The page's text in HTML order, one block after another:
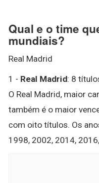
Qual e o time
mundiais?
Real Madrid
1 - Real Madrid: 8
O Real Madrid, maior
também é o maior
com oito títulos. Os
1998, 2002, 2014,